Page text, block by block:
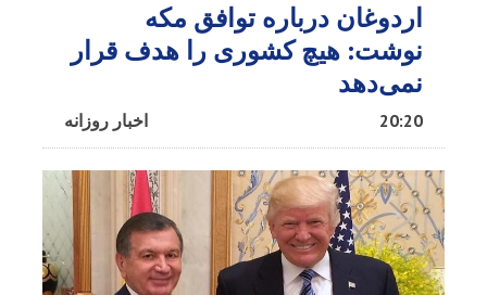
اردوغان درباره توافق مکه
نوشت: هیچ کشوری را هدف قرار
نمی‌دهد
اخبار روزانه 20:20